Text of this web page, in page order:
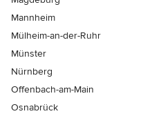
Mannheim
Mülheim-an-der-Ruhr
Münster
Nürnberg
Offenbach-am-Main
Osnabrück